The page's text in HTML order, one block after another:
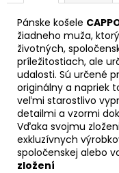
Pánske košele
žiadneho muža,
životných,
príležitostiach, ale
udalosti. Sú určené
originálny a napriek
veľmi starostlivo
detailmi a vzormi
Vďaka svojmu
exkluzívnych
spoločenskej alebo
zložení